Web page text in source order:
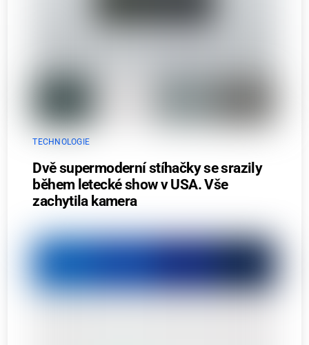
TECHNOLOGIE
Dvě supermoderní stíhačky se srazily
během letecké show v USA. Vše
zachytila kamera